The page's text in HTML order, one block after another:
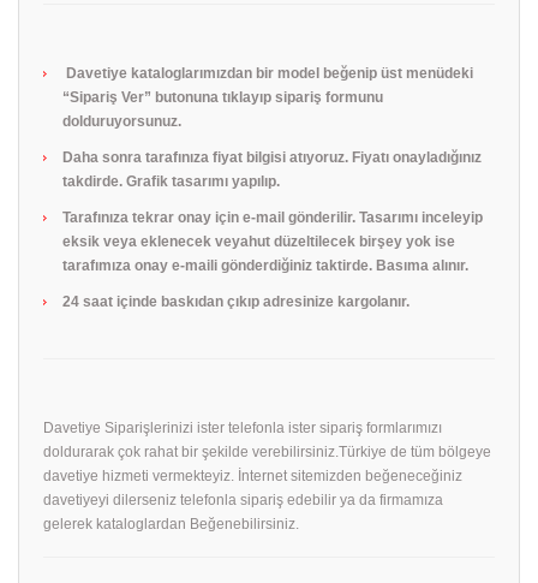
Davetiye kataloglarımızdan bir model beğenip üst menüdeki
“Sipariş Ver” butonuna tıklayıp sipariş formunu
dolduruyorsunuz.
Daha sonra tarafınıza fiyat bilgisi atıyoruz. Fiyatı onayladığınız
takdirde. Grafik tasarımı yapılıp.
Tarafınıza tekrar onay için e-mail gönderilir. Tasarımı inceleyip
eksik veya eklenecek veyahut düzeltilecek birşey yok ise
tarafımıza onay e-maili gönderdiğiniz taktirde. Basıma alınır.
24 saat içinde baskıdan çıkıp adresinize kargolanır.
Davetiye Siparişlerinizi ister telefonla ister sipariş formlarımızı
doldurarak çok rahat bir şekilde verebilirsiniz.Türkiye de tüm bölgeye
davetiye hizmeti vermekteyiz. İnternet sitemizden beğeneceğiniz
davetiyeyi dilerseniz telefonla sipariş edebilir ya da firmamıza
gelerek kataloglardan Beğenebilirsiniz.